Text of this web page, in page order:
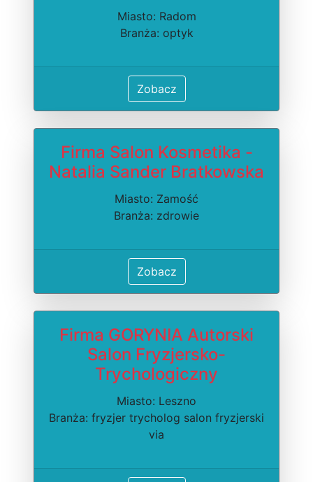
Miasto: Radom
Branża: optyk
Zobacz
Firma Salon Kosmetika -
Natalia Sander Bratkowska
Miasto: Zamość
Branża: zdrowie
Zobacz
Firma GORYNIA Autorski
Salon Fryzjersko-
Trychologiczny
Miasto: Leszno
Branża: fryzjer trycholog salon fryzjerski
via